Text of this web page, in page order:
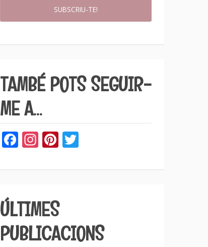
TAMBÉ POTS SEGUIR-
ME A…
Facebook
Instagram
Pinterest
ÚLTIMES
PUBLICACIONS